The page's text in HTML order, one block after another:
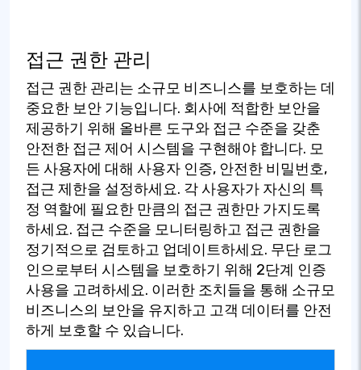
접근 권한 관리
접근 권한 관리는 소규모 비즈니스를 보호하는 데
중요한 보안 기능입니다. 회사에 적합한 보안을
제공하기 위해 올바른 도구와 접근 수준을 갖춘
안전한 접근 제어 시스템을 구현해야 합니다. 모
든 사용자에 대해 사용자 인증, 안전한 비밀번호,
접근 제한을 설정하세요. 각 사용자가 자신의 특
정 역할에 필요한 만큼의 접근 권한만 가지도록
하세요. 접근 수준을 모니터링하고 접근 권한을
정기적으로 검토하고 업데이트하세요. 무단 로그
인으로부터 시스템을 보호하기 위해 2단계 인증
사용을 고려하세요. 이러한 조치들을 통해 소규모
비즈니스의 보안을 유지하고 고객 데이터를 안전
하게 보호할 수 있습니다.